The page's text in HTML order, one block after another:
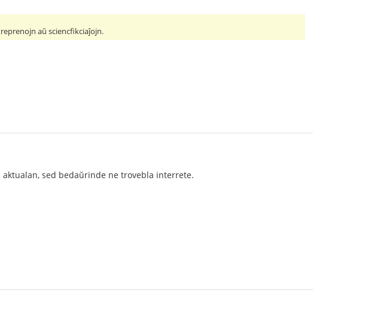
aŭ sciencfikciaĵojn.
sed bedaŭrinde ne trovebla interrete.